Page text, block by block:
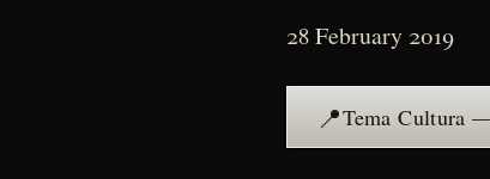
28 February 2019
📍Tema Cultura